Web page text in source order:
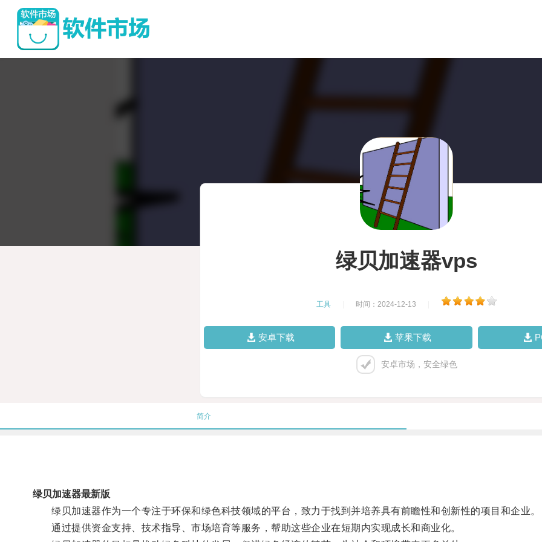
绿贝加速器vps
工具 时间：2024-12-13
安卓下载 苹果下载
安卓市场，安全绿色
简介
绿贝加速器最新版
绿贝加速器作为一个专注于环保和绿色科技领域的平台，致力于找到并培养具有前瞻性和创新性的项目和企业。
通过提供资金支持、技术指导、市场培育等服务，帮助这些企业在短期内实现成长和商业化。